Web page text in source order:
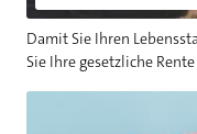
Damit Sie Ihren
Sie Ihre gesetzliche